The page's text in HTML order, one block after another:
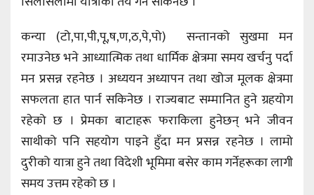
कन्या (टो,पा,पी,पू,ष,ण,ठ,पे,पो) सन्तानको सुखमा मन
रमाउनेछ भने आध्यात्मिक तथा धार्मिक क्षेत्रमा समय खर्चनु पर्दा
मन प्रसन्न रहनेछ । अध्ययन अध्यापन तथा खोज मूलक क्षेत्रमा
सफलता हात पार्न सकिनेछ । राज्यबाट सम्मानित हुने ग्रहयोग
रहेको छ । प्रेमका बाटाहरू फराकिला हुनेछन् भने जीवन
साथीको पनि सहयोग पाइने हुँदा मन प्रसन्न रहनेछ । लामो
दुरीको यात्रा हुने तथा विदेशी भूमिमा बसेर काम गर्नेहरूका लागी
समय उत्तम रहेको छ ।